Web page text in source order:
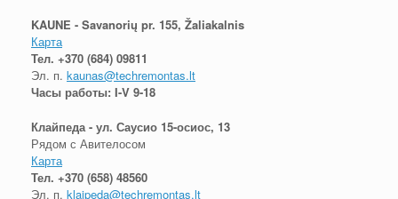
KAUNE - Savanorių pr. 155, Žaliakalnis
Карта
Тел. +370 (684) 09811
Эл. п. kaunas@techremontas.lt
Часы работы: I-V 9-18
Клайпеда - ул. Саусио 15-осиос, 13
Рядом с Авителосом
Карта
Тел. +370 (658) 48560
Эл. п. klaipeda@techremontas.lt